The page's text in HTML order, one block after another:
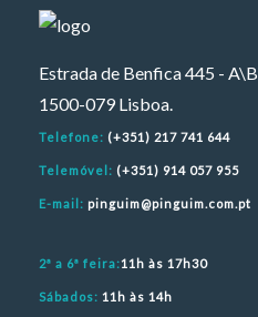
Estrada de Benfica 445 - A\B
1500-079 Lisboa.
Telefone: (+351) 217 741 644
Telemóvel: (+351) 914 057 955
E-mail: pinguim@pinguim.com.pt
2ª a 6ª feira:11h às 17h30
Sábados: 11h às 14h